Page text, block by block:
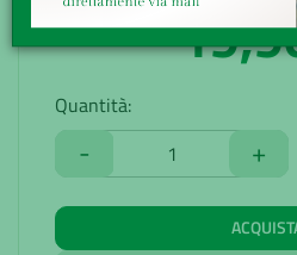
Quantità:
- +